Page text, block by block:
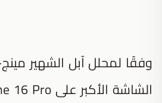
وفقًا لمحلل آبل الشهير